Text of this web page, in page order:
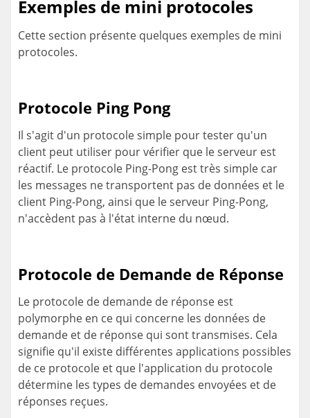
Exemples de mini protocoles
Cette section présente quelques exemples de mini
protocoles.
Protocole Ping Pong
Il s'agit d'un protocole simple pour tester qu'un
client peut utiliser pour vérifier que le serveur est
réactif. Le protocole Ping-Pong est très simple car
les messages ne transportent pas de données et le
client Ping-Pong, ainsi que le serveur Ping-Pong,
n'accèdent pas à l'état interne du nœud.
Protocole de Demande de Réponse
Le protocole de demande de réponse est
polymorphe en ce qui concerne les données de
demande et de réponse qui sont transmises. Cela
signifie qu'il existe différentes applications possibles
de ce protocole et que l'application du protocole
détermine les types de demandes envoyées et de
réponses reçues.